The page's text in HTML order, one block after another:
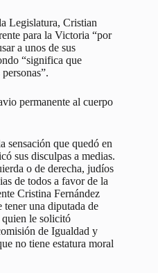
Legislatura, Cristian
para la Victoria “por
a unos de sus
“significa que
permanente al cuerpo
sensación que quedó en
sus disculpas a medias.
o de derecha, judíos
de todos a favor de la
Cristina Fernández
una diputada de
quien le solicitó
de Igualdad y
no tiene estatura moral